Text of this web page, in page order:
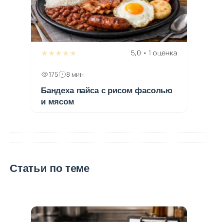
★★★★★ 5,0 • 1 оценка
175 8 мин
Бандеха пайса с рисом фасолью
и мясом
Статьи по теме